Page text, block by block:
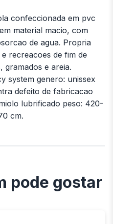
confeccionada em pvc
material macio, com
de agua. Propria
recreacoes de fim de
gramados e areia.
system genero: unissex
defeito de fabricacao
lubrificado peso: 420-
cm.
pode gostar